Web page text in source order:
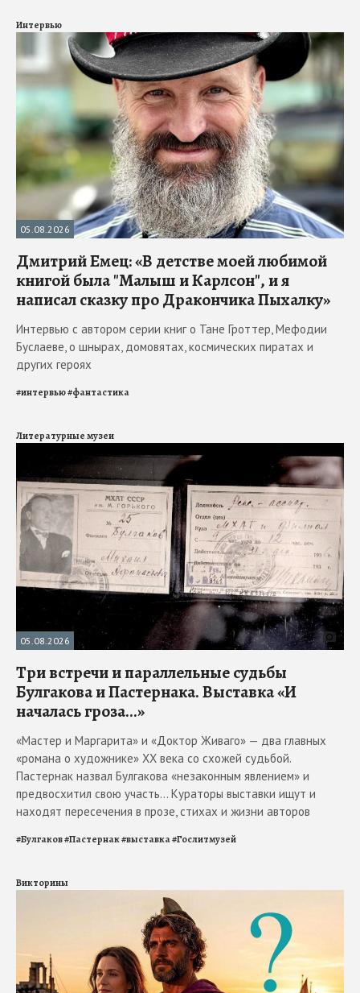
Интервью
05.08.2026
Дмитрий Емец: «В детстве моей любимой
книгой была "Малыш и Карлсон", и я
написал сказку про Дракончика Пыхалку»
Интервью с автором серии книг о Тане Гроттер, Мефодии
Буслаеве, о шнырах, домовятах, космических пиратах и
других героях
#интервью#фантастика
Литературные музеи
05.08.2026
Три встречи и параллельные судьбы
Булгакова и Пастернака. Выставка «И
началась гроза...»
«Мастер и Маргарита» и «Доктор Живаго» — два главных
«романа о художнике» ХХ века со схожей судьбой.
Пастернак назвал Булгакова «незаконным явлением» и
предвосхитил свою участь... Кураторы выставки ищут и
находят пересечения в прозе, стихах и жизни авторов
#Булгаков#Пастернак#выставка#Гослитмузей
Викторины